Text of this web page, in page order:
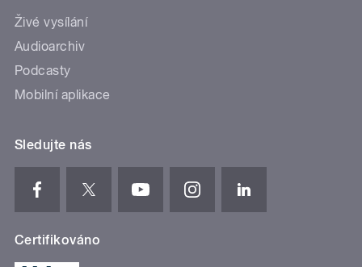
Živé vysílání
Audioarchiv
Podcasty
Mobilní aplikace
Sledujte nás
Certifikováno